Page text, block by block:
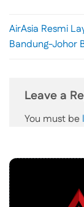
AirAsia Resmi
Bandung-Johor
Leave a
You must be